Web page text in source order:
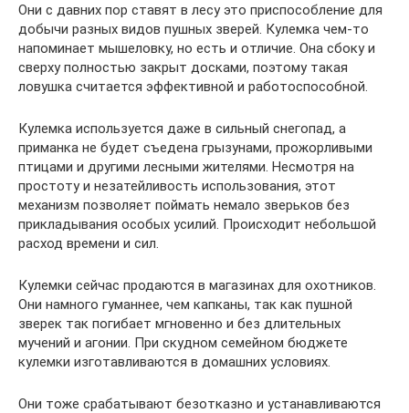
Они с давних пор ставят в лесу это приспособление для
добычи разных видов пушных зверей. Кулемка чем-то
напоминает мышеловку, но есть и отличие. Она сбоку и
сверху полностью закрыт досками, поэтому такая
ловушка считается эффективной и работоспособной.
Кулемка используется даже в сильный снегопад, а
приманка не будет съедена грызунами, прожорливыми
птицами и другими лесными жителями. Несмотря на
простоту и незатейливость использования, этот
механизм позволяет поймать немало зверьков без
прикладывания особых усилий. Происходит небольшой
расход времени и сил.
Кулемки сейчас продаются в магазинах для охотников.
Они намного гуманнее, чем капканы, так как пушной
зверек так погибает мгновенно и без длительных
мучений и агонии. При скудном семейном бюджете
кулемки изготавливаются в домашних условиях.
Они тоже срабатывают безотказно и устанавливаются